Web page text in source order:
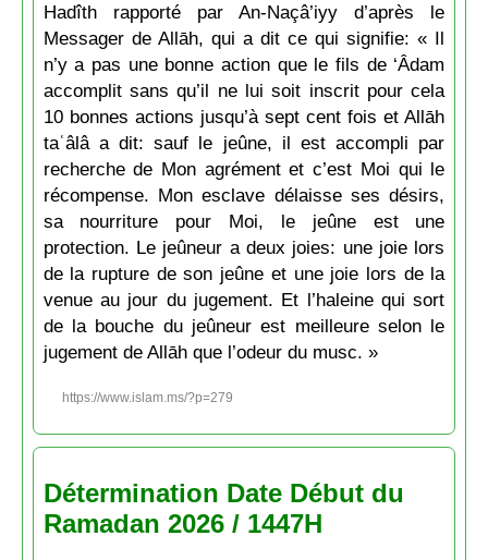
Hadîth rapporté par An-Naçâ’iyy d’après le
Messager de Allāh, qui a dit ce qui signifie: « Il
n’y a pas une bonne action que le fils de ‘Âdam
accomplit sans qu’il ne lui soit inscrit pour cela
10 bonnes actions jusqu’à sept cent fois et Allāh
taʿâlâ a dit: sauf le jeûne, il est accompli par
recherche de Mon agrément et c’est Moi qui le
récompense. Mon esclave délaisse ses désirs,
sa nourriture pour Moi, le jeûne est une
protection. Le jeûneur a deux joies: une joie lors
de la rupture de son jeûne et une joie lors de la
venue au jour du jugement. Et l’haleine qui sort
de la bouche du jeûneur est meilleure selon le
jugement de Allāh que l’odeur du musc. »
https://www.islam.ms/?p=279
Détermination Date Début du
Ramadan 2026 / 1447H